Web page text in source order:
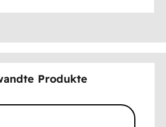
Produkte